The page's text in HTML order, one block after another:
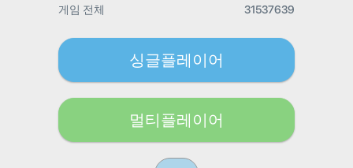
게임 전체 31537639
싱글플레이어
멀티플레이어